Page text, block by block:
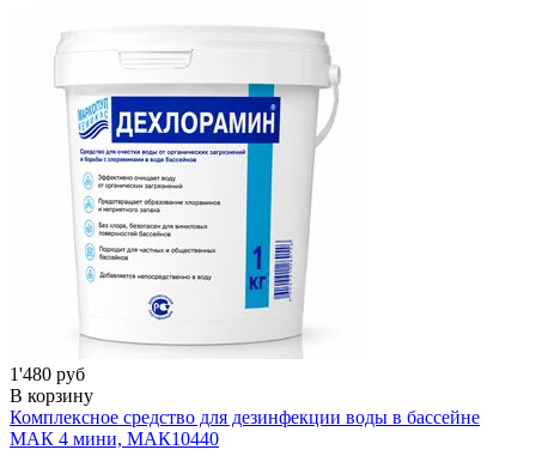
1'480 руб
В корзину
Комплексное средство для дезинфекции воды в бассейне
МАК 4 мини, МАК10440